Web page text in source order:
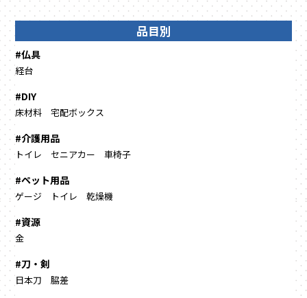
品目別
#仏具
経台
#DIY
床材料 宅配ボックス
#介護用品
トイレ セニアカー 車椅子
#ペット用品
ゲージ トイレ 乾燥機
#資源
金
#刀・剣
日本刀 脇差